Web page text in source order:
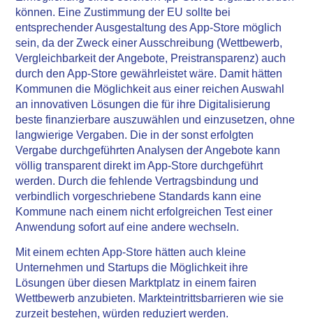
können. Eine Zustimmung der EU sollte bei
entsprechender Ausgestaltung des App-Store möglich
sein, da der Zweck einer Ausschreibung (Wettbewerb,
Vergleichbarkeit der Angebote, Preistransparenz) auch
durch den App-Store gewährleistet wäre. Damit hätten
Kommunen die Möglichkeit aus einer reichen Auswahl
an innovativen Lösungen die für ihre Digitalisierung
beste finanzierbare auszuwählen und einzusetzen, ohne
langwierige Vergaben. Die in der sonst erfolgten
Vergabe durchgeführten Analysen der Angebote kann
völlig transparent direkt im App-Store durchgeführt
werden. Durch die fehlende Vertragsbindung und
verbindlich vorgeschriebene Standards kann eine
Kommune nach einem nicht erfolgreichen Test einer
Anwendung sofort auf eine andere wechseln.
Mit einem echten App-Store hätten auch kleine
Unternehmen und Startups die Möglichkeit ihre
Lösungen über diesen Marktplatz in einem fairen
Wettbewerb anzubieten. Markteintrittsbarrieren wie sie
zurzeit bestehen, würden reduziert werden.